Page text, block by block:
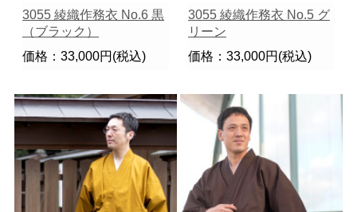
3055 綾織作務衣 No.6 黒
（ブラック）
価格：33,000円(税込)
3055 綾織作務衣 No.5 グ
リーン
価格：33,000円(税込)